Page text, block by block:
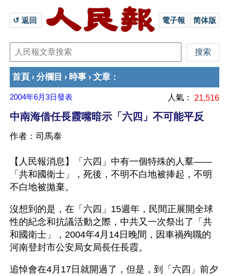
↺ 返回 電子報 简体版
首頁 › 分欄目 › 時事 › 文章 ：
2004年6月3日發表 人氣： 21,516
中南海借任長霞嘴暗示「六四」不可能平反
作者：司馬泰
【人民報消息】「六四」中有一個特殊的人羣——
「共和國衛士」，死後，不明不白地被捧起，不明
不白地被拋棄。
沒想到的是，在「六四」15週年，民間正展開全球
性的紀念和抗議活動之際，中共又一次祭出了「共
和國衛士」，2004年4月14日晚間，因車禍殉職的
河南登封市公安局女局長任長霞。
追悼會在4月17日就開過了，但是，到「六四」前夕